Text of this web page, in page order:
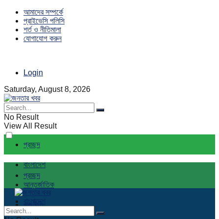
আমাদের সম্পর্কে
প্রাইভেসি পলিসি
শর্ত ও নীতিমালা
যোগাযোগ করুন
Login
Saturday, August 8, 2026
No Result
View All Result
প্রচ্ছদ
বাংলাদেশ
আন্তর্জাতিক
রাজনীতি
প্রচ্ছদ
বাংলাদেশ